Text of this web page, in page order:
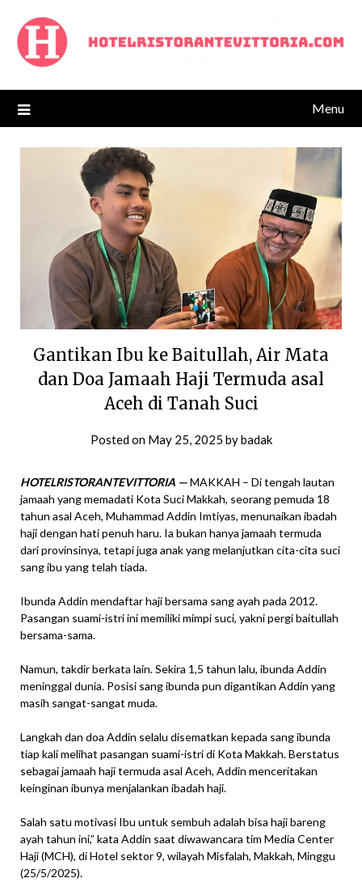
content
Menu
Gantikan Ibu ke Baitullah, Air Mata
dan Doa Jamaah Haji Termuda asal
Aceh di Tanah Suci
Posted on May 25, 2025 bybadak
HOTELRISTORANTEVITTORIA —MAKKAH – Di tengah lautan
jamaah yang memadati Kota Suci Makkah, seorang pemuda 18
tahun asal Aceh, Muhammad Addin Imtiyas, menunaikan ibadah
haji dengan hati penuh haru. Ia bukan hanya jamaah termuda
dari provinsinya, tetapi juga anak yang melanjutkan cita-cita suci
sang ibu yang telah tiada.
Ibunda Addin mendaftar haji bersama sang ayah pada 2012.
Pasangan suami-istri ini memiliki mimpi suci, yakni pergi baitullah
bersama-sama.
Namun, takdir berkata lain. Sekira 1,5 tahun lalu, ibunda Addin
meninggal dunia. Posisi sang ibunda pun digantikan Addin yang
masih sangat-sangat muda.
Langkah dan doa Addin selalu disematkan kepada sang ibunda
tiap kali melihat pasangan suami-istri di Kota Makkah. Berstatus
sebagai jamaah haji termuda asal Aceh, Addin menceritakan
keinginan ibunya menjalankan ibadah haji.
Salah satu motivasi Ibu untuk sembuh adalah bisa haji bareng
ayah tahun ini,” kata Addin saat diwawancara tim Media Center
Haji (MCH), di Hotel sektor 9, wilayah Misfalah, Makkah, Minggu
(25/5/2025).